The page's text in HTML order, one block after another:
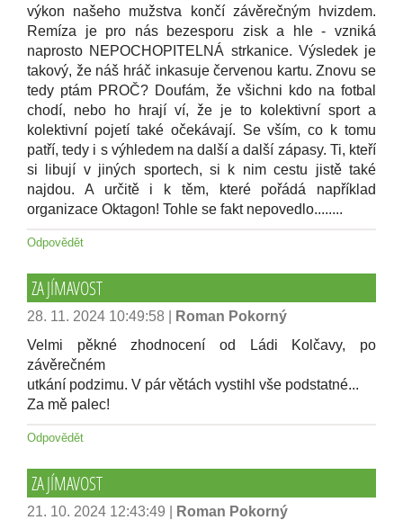
výkon našeho mužstva končí závěrečným hvizdem.
Remíza je pro nás bezesporu zisk a hle - vzniká
naprosto NEPOCHOPITELNÁ strkanice. Výsledek je
takový, že náš hráč inkasuje červenou kartu. Znovu se
tedy ptám PROČ? Doufám, že všichni kdo na fotbal
chodí, nebo ho hrají ví, že je to kolektivní sport a
kolektivní pojetí také očekávají. Se vším, co k tomu
patří, tedy i s výhledem na další a další zápasy. Ti, kteří
si libují v jiných sportech, si k nim cestu jistě také
najdou. A určitě i k těm, které pořádá například
organizace Oktagon! Tohle se fakt nepovedlo........
Odpovědět
ZAJÍMAVOST
28. 11. 2024 10:49:58
Roman Pokorný
Velmi pěkné zhodnocení od Ládi Kolčavy, po
závěrečném
utkání podzimu. V pár větách vystihl vše podstatné...
Za mě palec!
Odpovědět
ZAJÍMAVOST
21. 10. 2024 12:43:49
Roman Pokorný